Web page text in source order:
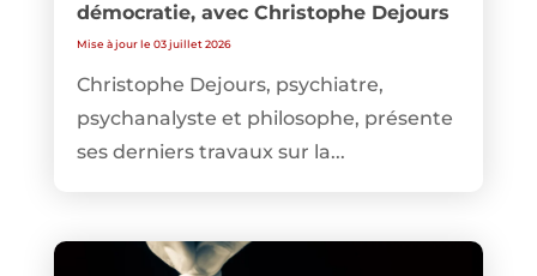
démocratie, avec Christophe Dejours
Mise à jour le 03 juillet 2026
Christophe Dejours, psychiatre,
psychanalyste et philosophe, présente
ses derniers travaux sur la...